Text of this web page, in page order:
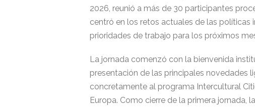
2026, reunió a más de 30 participantes
centró en los retos actuales de las políticas
prioridades de trabajo para los próximos
La jornada comenzó con la bienvenida
presentación de las principales novedades
concretamente al programa Intercultural
Europa. Como cierre de la primera jornada,